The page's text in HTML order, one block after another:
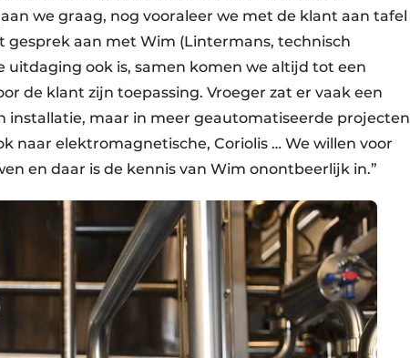
we graag, nog vooraleer we met de klant aan tafel
aan met Wim (Lintermans, technisch
uitdaging ook is, samen komen we altijd tot een
de klant zijn toepassing. Vroeger zat er vaak een
maar in meer geautomatiseerde projecten
naar elektromagnetische, Coriolis … We willen voor
en daar is de kennis van Wim onontbeerlijk in.”